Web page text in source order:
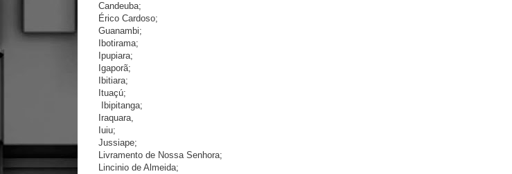
Candeuba;
Érico Cardoso;
Guanambi;
Ibotirama;
Ipupiara;
Igaporã;
Ibitiara;
Ituaçú;
Ibipitanga;
Iraquara,
Iuiu;
Jussiape;
Livramento de Nossa Senhora;
Lincinio de Almeida;